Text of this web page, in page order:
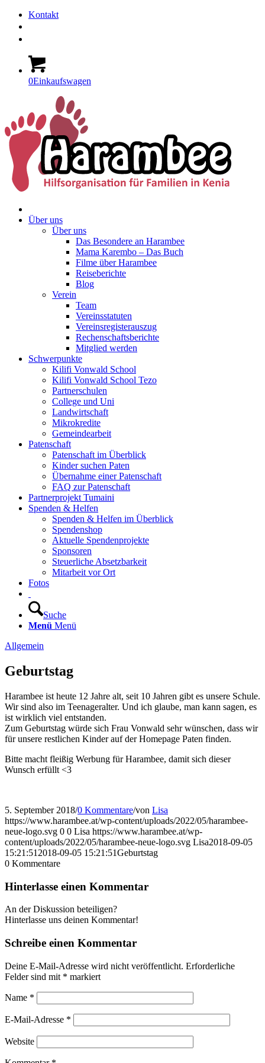
Kontakt
0Einkaufswagen
Über uns
Über uns
Das Besondere an Harambee
Mama Karembo – Das Buch
Filme über Harambee
Reiseberichte
Blog
Verein
Team
Vereinsstatuten
Vereinsregisterauszug
Rechenschaftsberichte
Mitglied werden
Schwerpunkte
Kilifi Vonwald School
Kilifi Vonwald School Tezo
Partnerschulen
College und Uni
Landwirtschaft
Mikrokredite
Gemeindearbeit
Patenschaft
Patenschaft im Überblick
Kinder suchen Paten
Übernahme einer Patenschaft
FAQ zur Patenschaft
Partnerprojekt Tumaini
Spenden & Helfen
Spenden & Helfen im Überblick
Spendenshop
Aktuelle Spendenprojekte
Sponsoren
Steuerliche Absetzbarkeit
Mitarbeit vor Ort
Fotos
Suche
Menü Menü
Allgemein
Geburtstag
Harambee ist heute 12 Jahre alt, seit 10 Jahren gibt es unsere Schule.
Wir sind also im Teenageralter. Und ich glaube, man kann sagen, es
ist wirklich viel entstanden.
Zum Geburtstag würde sich Frau Vonwald sehr wünschen, dass wir
für unsere restlichen Kinder auf der Homepage Paten finden.
Bitte macht fleißig Werbung für Harambee, damit sich dieser
Wunsch erfüllt <3
5. September 2018/0 Kommentare/von Lisa
https://www.harambee.at/wp-content/uploads/2022/05/harambee-
neue-logo.svg 0 0 Lisa https://www.harambee.at/wp-
content/uploads/2022/05/harambee-neue-logo.svg Lisa2018-09-05
15:21:51 2018-09-05 15:21:51Geburtstag
0 Kommentare
Hinterlasse einen Kommentar
An der Diskussion beteiligen?
Hinterlasse uns deinen Kommentar!
Schreibe einen Kommentar
Deine E-Mail-Adresse wird nicht veröffentlicht. Erforderliche
Felder sind mit * markiert
Name *
E-Mail-Adresse *
Website